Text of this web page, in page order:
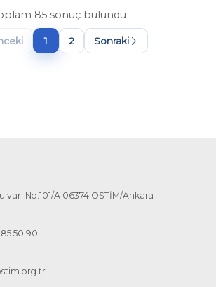
85 sonuç bulundu
1 2 Sonraki
No:101/A 06374 OSTİM/Ankara
50 90